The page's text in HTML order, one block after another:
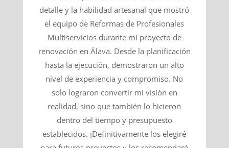
detalle y la habilidad artesanal que mostró
el equipo de Reformas de Profesionales
Multiservicios durante mi proyecto de
renovación en Álava. Desde la planificación
hasta la ejecución, demostraron un alto
nivel de experiencia y compromiso. No
solo lograron convertir mi visión en
realidad, sino que también lo hicieron
dentro del tiempo y presupuesto
establecidos. ¡Definitivamente los elegiré